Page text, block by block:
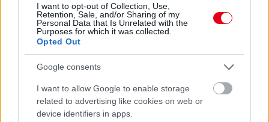
I want to opt-out of Collection, Use,
Retention, Sale, and/or Sharing of my
Personal Data that Is Unrelated with the
Purposes for which it was collected.
Opted Out
Google consents
I want to allow Google to enable storage
related to advertising like cookies on web or
device identifiers in apps.